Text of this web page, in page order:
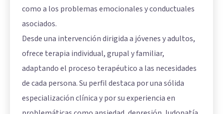
como a los problemas emocionales y conductuales
asociados.
Desde una intervención dirigida a jóvenes y adultos,
ofrece terapia individual, grupal y familiar,
adaptando el proceso terapéutico a las necesidades
de cada persona. Su perfil destaca por una sólida
especialización clínica y por su experiencia en